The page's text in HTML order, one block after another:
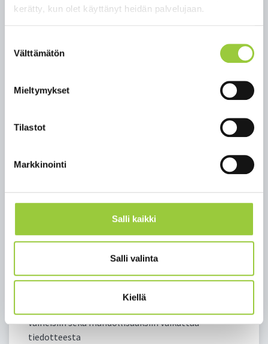
kerätty, kun olet käyttänyt heidän palvelujaan.
valinta
Välttämätön
Mieltymykset
Tilastot
Markkinointi
Salli kaikki
Salli valinta
Kiellä
saatu palautteet käydään huolellisesti läpi ja niihin
ehdotusvaiheeseen. Palautteen ja tarkentuvien
maakuntakaavaehdotus. Tavoitteena on, että
kaavaehdotus on julkisesti nähtävillä syksyllä 2022.
Nähtävillä olon aikana osalliset ja kunnan jäsenet
Kaavaehdotuksesta pyydetään tarpeelliset
kaavaehdotuksen nähtäville asettamista.
hyväksymisvaihe. Maakuntakaavan hyväksyy
maakuntavaltuusto. Kainuussa tavoitteena on, että
loppuvuonna 2022 tai viimeistään keväällä 2023.
vaiheisiin sekä mahdollisuuksiin vaikuttaa
tiedotteesta